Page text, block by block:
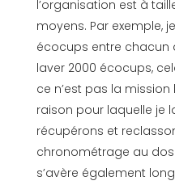
l’organisation est à
moyens. Par exemple,
écocups entre chacun
laver 2000 écocups,
ce n’est pas la
raison pour laquelle je
récupérons et
chronométrage au
s’avère également